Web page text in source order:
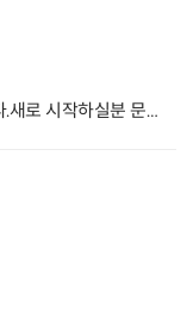
상남동 최고의 자리 시설 정말 잘되어 있습니다.새로 시작하실분 문의주세요 3/9층